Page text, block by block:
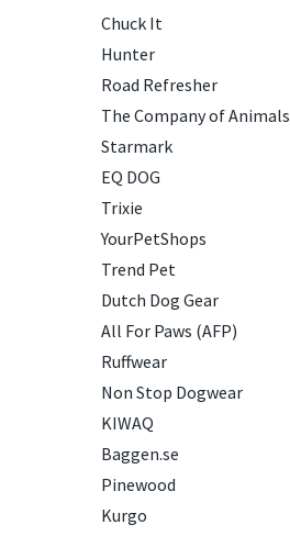
Chuck It
Hunter
Road Refresher
The Company of Animals
Starmark
EQ DOG
Trixie
YourPetShops
Trend Pet
Dutch Dog Gear
All For Paws (AFP)
Ruffwear
Non Stop Dogwear
KIWAQ
Baggen.se
Pinewood
Kurgo